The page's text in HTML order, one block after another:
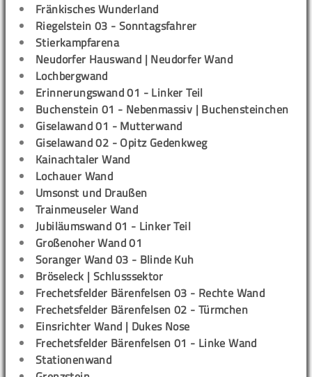
Fränkisches Wunderland
Riegelstein 03 - Sonntagsfahrer
Stierkampfarena
Neudorfer Hauswand | Neudorfer Wand
Lochbergwand
Erinnerungswand 01 - Linker Teil
Buchenstein 01 - Nebenmassiv | Buchensteinchen
Giselawand 01 - Mutterwand
Giselawand 02 - Opitz Gedenkweg
Kainachtaler Wand
Lochauer Wand
Umsonst und Draußen
Trainmeuseler Wand
Jubiläumswand 01 - Linker Teil
Großenoher Wand 01
Soranger Wand 03 - Blinde Kuh
Bröseleck | Schlusssektor
Frechetsfelder Bärenfelsen 03 - Rechte Wand
Frechetsfelder Bärenfelsen 02 - Türmchen
Einsrichter Wand | Dukes Nose
Frechetsfelder Bärenfelsen 01 - Linke Wand
Stationenwand